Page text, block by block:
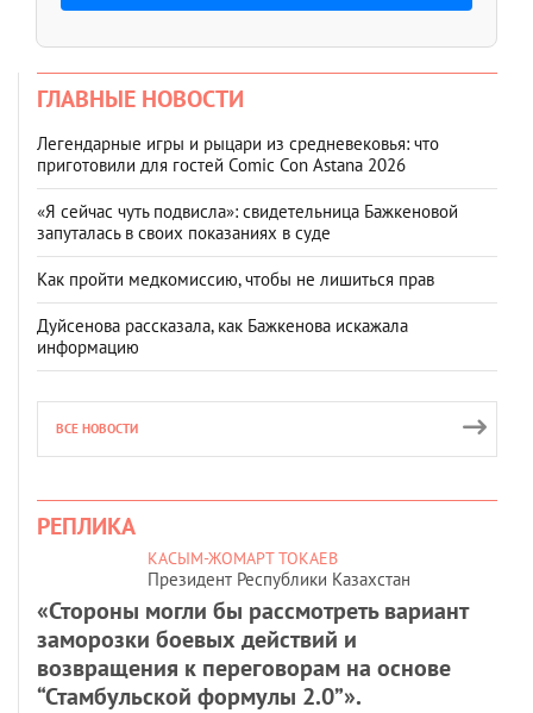
ГЛАВНЫЕ НОВОСТИ
Легендарные игры и рыцари из средневековья: что
приготовили для гостей Comic Con Astana 2026
«Я сейчас чуть подвисла»: свидетельница Бажкеновой
запуталась в своих показаниях в суде
Как пройти медкомиссию, чтобы не лишиться прав
Дуйсенова рассказала, как Бажкенова искажала
информацию
ВСЕ НОВОСТИ
РЕПЛИКА
КАСЫМ-ЖОМАРТ ТОКАЕВ
Президент Республики Казахстан
«Стороны могли бы рассмотреть вариант
заморозки боевых действий и
возвращения к переговорам на основе
“Стамбульской формулы 2.0”».